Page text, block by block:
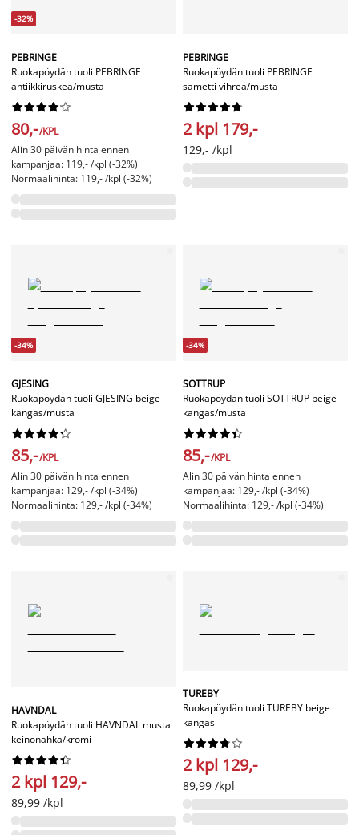
-32%
PEBRINGE
Ruokapöydän tuoli PEBRINGE
antiikkiruskea/musta






80,-/KPL
Alin 30 päivän hinta ennen
kampanjaa: 119,- /kpl (-32%)
Normaalihinta: 119,- /kpl (-32%)
PEBRINGE
Ruokapöydän tuoli PEBRINGE
sametti vihreä/musta






2 kpl 179,-
129,- /kpl
-34%
GJESING
Ruokapöydän tuoli GJESING beige
kangas/musta






85,-/KPL
Alin 30 päivän hinta ennen
kampanjaa: 129,- /kpl (-34%)
Normaalihinta: 129,- /kpl (-34%)
-34%
SOTTRUP
Ruokapöydän tuoli SOTTRUP beige
kangas/musta






85,-/KPL
Alin 30 päivän hinta ennen
kampanjaa: 129,- /kpl (-34%)
Normaalihinta: 129,- /kpl (-34%)
HAVNDAL
Ruokapöydän tuoli HAVNDAL musta
keinonahka/kromi






2 kpl 129,-
89,99 /kpl
TUREBY
Ruokapöydän tuoli TUREBY beige
kangas






2 kpl 129,-
89,99 /kpl